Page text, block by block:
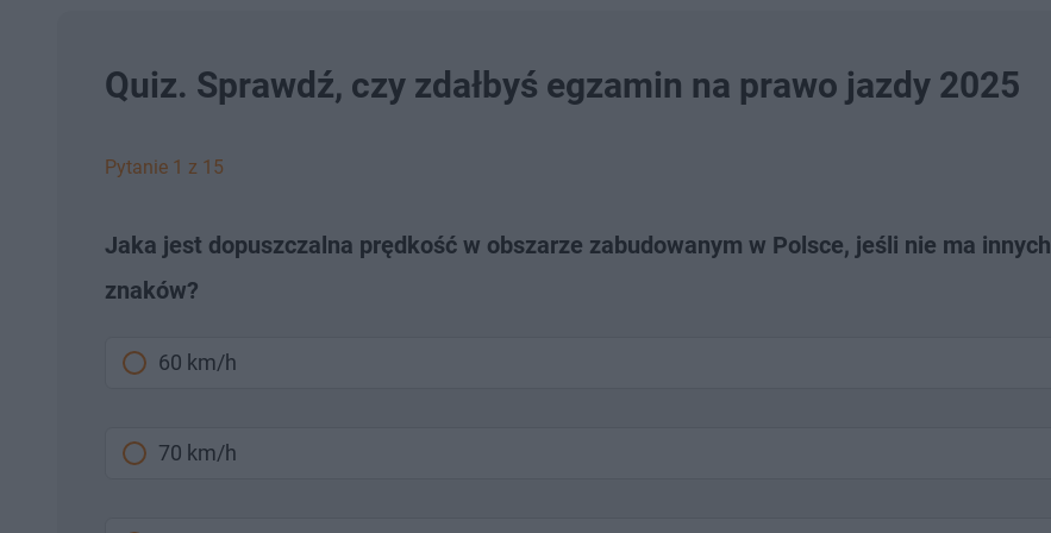
Quiz. Sprawdź, czy zdałbyś egzamin na prawo jazdy 2025
Pytanie 1 z 15
Jaka jest dopuszczalna prędkość w obszarze zabudowanym w Polsce, jeśli nie ma innych
znaków?
60 km/h
70 km/h